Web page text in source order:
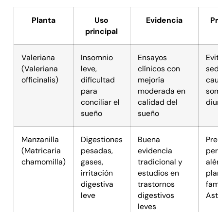
Planta
Uso
principal
Evidencia
Valeriana
(Valeriana
officinalis)
Insomnio
leve,
dificultad
para
conciliar el
sueño
Ensayos
clínicos con
mejoría
moderada en
calidad del
sueño
Manzanilla
(Matricaria
chamomilla)
Digestiones
pesadas,
gases,
irritación
digestiva
leve
Buena
evidencia
tradicional y
estudios en
trastornos
digestivos
leves